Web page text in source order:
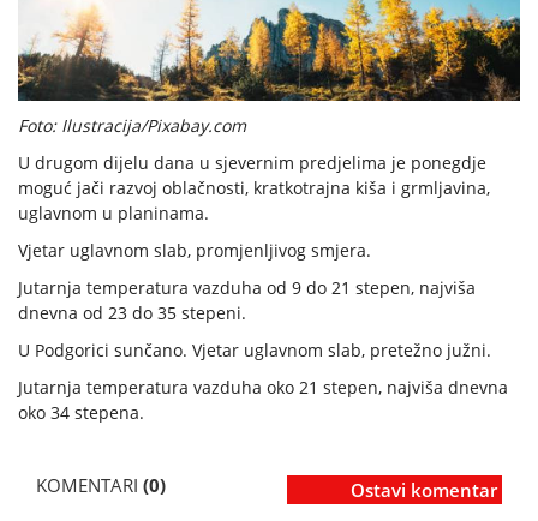
Foto: Ilustracija/Pixabay.com
U drugom dijelu dana u sjevernim predjelima je ponegdje
moguć jači razvoj oblačnosti, kratkotrajna kiša i grmljavina,
uglavnom u planinama.
Vjetar uglavnom slab, promjenljivog smjera.
Jutarnja temperatura vazduha od 9 do 21 stepen, najviša
dnevna od 23 do 35 stepeni.
U Podgorici sunčano. Vjetar uglavnom slab, pretežno južni.
Jutarnja temperatura vazduha oko 21 stepen, najviša dnevna
oko 34 stepena.
KOMENTARI (0) Ostavi komentar